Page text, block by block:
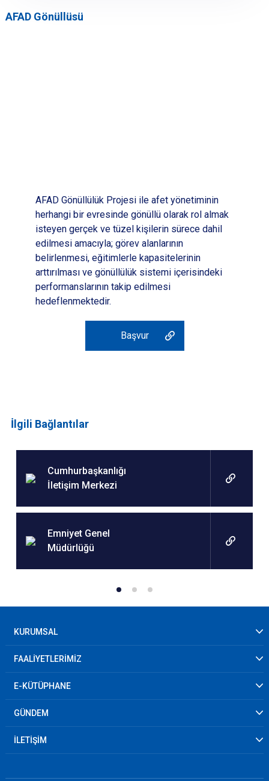
AFAD Gönüllüsü
AFAD Gönüllülük Projesi ile afet yönetiminin
herhangi bir evresinde gönüllü olarak rol almak
isteyen gerçek ve tüzel kişilerin sürece dahil
edilmesi amacıyla; görev alanlarının
belirlenmesi, eğitimlerle kapasitelerinin
arttırılması ve gönüllülük sistemi içerisindeki
performanslarının takip edilmesi
hedeflenmektedir.
Başvur
İlgili Bağlantılar
Cumhurbaşkanlığı
İletişim Merkezi
Emniyet Genel
Müdürlüğü
KURUMSAL
FAALİYETLERİMİZ
E-KÜTÜPHANE
GÜNDEM
İLETİŞİM